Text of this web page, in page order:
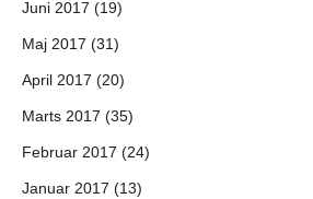
Juni 2017 (19)
Maj 2017 (31)
April 2017 (20)
Marts 2017 (35)
Februar 2017 (24)
Januar 2017 (13)